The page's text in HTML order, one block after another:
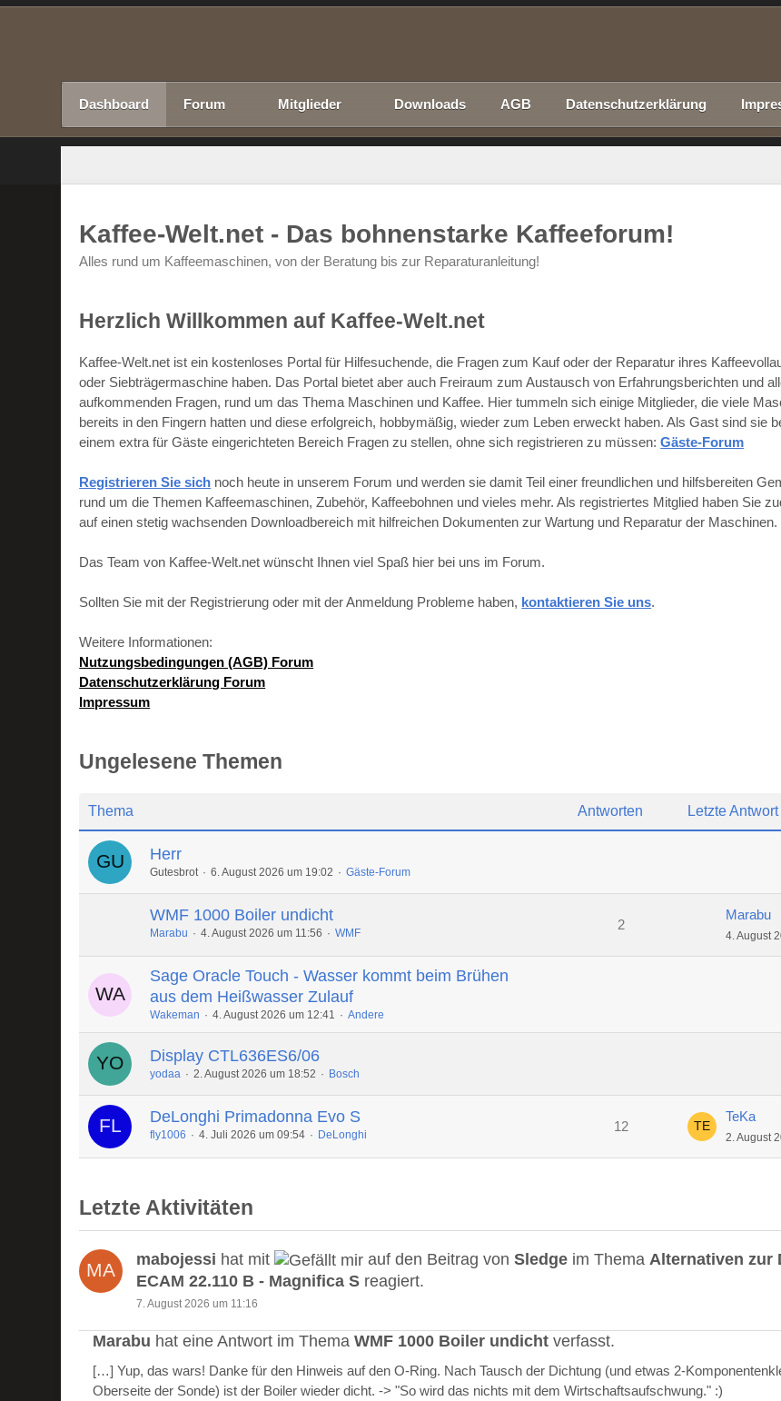
Dashboard Forum Mitglieder Downloads AGB Datenschutzerklärung
Kaffee-Welt.net - Das bohnenstarke Kaffeeforum!
Alles rund um Kaffeemaschinen, von der Beratung bis zur Reparaturanleitung!
Herzlich Willkommen auf Kaffee-Welt.net
Kaffee-Welt.net ist ein kostenloses Portal für Hilfesuchende, die Fragen zum Kauf oder der Reparatur ihres
oder Siebträgermaschine haben. Das Portal bietet aber auch Freiraum zum Austausch von Erfahrungsberichten und
aufkommenden Fragen, rund um das Thema Maschinen und Kaffee. Hier tummeln sich einige Mitglieder, die viele
bereits in den Fingern hatten und diese erfolgreich, hobbymäßig, wieder zum Leben erweckt haben. Als Gast sind sie
einem extra für Gäste eingerichteten Bereich Fragen zu stellen, ohne sich registrieren zu müssen:Gäste-Forum
Registrieren Sie sich noch heute in unserem Forum und werden sie damit Teil einer freundlichen und hilfsbereiten
rund um die Themen Kaffeemaschinen, Zubehör, Kaffeebohnen und vieles mehr. Als registriertes Mitglied haben Sie
auf einen stetig wachsenden Downloadbereich mit hilfreichen Dokumenten zur Wartung und Reparatur der Maschinen.
Das Team von Kaffee-Welt.net wünscht Ihnen viel Spaß hier bei uns im Forum.
Sollten Sie mit der Registrierung oder mit der Anmeldung Probleme haben, kontaktieren Sie uns.
Weitere Informationen:
Nutzungsbedingungen (AGB) Forum
Datenschutzerklärung Forum
Impressum
Ungelesene Themen
Thema Antworten Letzte Antwort
Herr
Gutesbrot 6. August 2026 um 19:02 Gäste-Forum
WMF 1000 Boiler undicht
Marabu 4. August 2026 um 11:56 WMF
2
Marabu
4. August
Sage Oracle Touch - Wasser kommt beim Brühen
aus dem Heißwasser Zulauf
Wakeman 4. August 2026 um 12:41 Andere
Display CTL636ES6/06
yodaa 2. August 2026 um 18:52 Bosch
DeLonghi Primadonna Evo S
fly1006 4. Juli 2026 um 09:54 DeLonghi
12
TeKa
2. August
Letzte Aktivitäten
mabojessi hat mit auf den Beitrag vonSledge im ThemaAlternativen zur
ECAM 22.110 B - Magnifica S reagiert.
7. August 2026 um 11:16
Marabu hat eine Antwort im ThemaWMF 1000 Boiler undicht verfasst.
[…] Yup, das wars! Danke für den Hinweis auf den O-Ring. Nach Tausch der Dichtung (und etwas 2-
Oberseite der Sonde) ist der Boiler wieder dicht. -> "So wird das nichts mit dem Wirtschaftsaufschwung." :)